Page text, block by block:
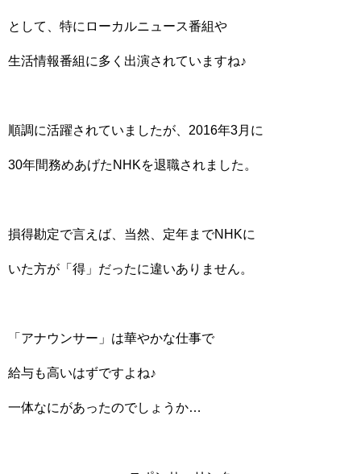
として、特にローカルニュース番組や
生活情報番組に多く出演されていますね♪
順調に活躍されていましたが、2016年3月に
30年間務めあげたNHKを退職されました。
損得勘定で言えば、当然、定年までNHKに
いた方が「得」だったに違いありません。
「アナウンサー」は華やかな仕事で
給与も高いはずですよね♪
一体なにがあったのでしょうか…